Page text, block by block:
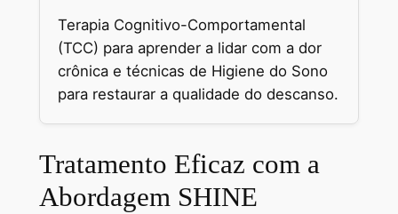
Terapia Cognitivo-Comportamental
(TCC) para aprender a lidar com a dor
crônica e técnicas de Higiene do Sono
para restaurar a qualidade do descanso.
Tratamento Eficaz com a
Abordagem SHINE